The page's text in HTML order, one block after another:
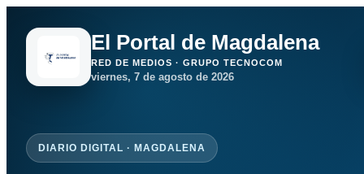
El Portal de Magdalena
RED DE MEDIOS · GRUPO TECNOCOM
viernes, 7 de agosto de 2026
DIARIO DIGITAL · MAGDALENA